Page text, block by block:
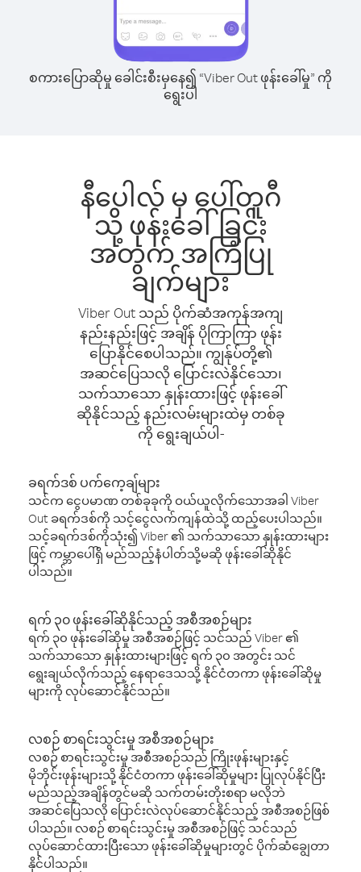
စကားပြောဆိုမှု ခေါင်းစီးမှနေ၍ “Viber Out ဖုန်းခေါ်မှု” ကို
ရွေးပါ
နီပေါလ် မှ ပေါ်တူဂီ
သို့ ဖုန်းခေါ်ခြင်း
အတွက် အကြံပြု
ချက်များ
Viber Out သည် ပိုက်ဆံအကုန်အကျ
နည်းနည်းဖြင့် အချိန် ပိုကြာကြာ ဖုန်း
ပြောနိုင်စေပါသည်။ ကျွန်ုပ်တို့၏
အဆင်ပြေသလို ပြောင်းလဲနိုင်သော၊
သက်သာသော နှုန်းထားဖြင့် ဖုန်းခေါ်
ဆိုနိုင်သည့် နည်းလမ်းများထဲမှ တစ်ခု
ကို ရွေးချယ်ပါ-
ခရက်ဒစ် ပက်ကေ့ချ်များ
သင်က ငွေပမာဏ တစ်ခုခုကို ဝယ်ယူလိုက်သောအခါ Viber
Out ခရက်ဒစ်ကို သင့်ငွေလက်ကျန်ထဲသို့ ထည့်ပေးပါသည်။
သင့်ခရက်ဒစ်ကိုသုံး၍ Viber ၏ သက်သာသော နှုန်းထားများ
ဖြင့် ကမ္ဘာပေါ်ရှိ မည်သည့်နံပါတ်သို့မဆို ဖုန်းခေါ်ဆိုနိုင်
ပါသည်။
ရက် ၃၀ ဖုန်းခေါ်ဆိုနိုင်သည့် အစီအစဉ်များ
ရက် ၃၀ ဖုန်းခေါ်ဆိုမှု အစီအစဉ်ဖြင့် သင်သည် Viber ၏
သက်သာသော နှုန်းထားများဖြင့် ရက် ၃၀ အတွင်း သင်
ရွေးချယ်လိုက်သည့် နေရာဒေသသို့ နိုင်ငံတကာ ဖုန်းခေါ်ဆိုမှု
များကို လုပ်ဆောင်နိုင်သည်။
လစဉ် စာရင်းသွင်းမှု အစီအစဉ်များ
လစဉ် စာရင်းသွင်းမှု အစီအစဉ်သည် ကြိုးဖုန်းများနှင့်
မိုဘိုင်းဖုန်းများသို့ နိုင်ငံတကာ ဖုန်းခေါ်ဆိုမှုများ ပြုလုပ်နိုင်ပြီး
မည်သည့်အချိန်တွင်မဆို သက်တမ်းတိုးစရာ မလိုဘဲ
အဆင်ပြေသလို ပြောင်းလဲလုပ်ဆောင်နိုင်သည့် အစီအစဉ်ဖြစ်
ပါသည်။ လစဉ် စာရင်းသွင်းမှု အစီအစဉ်ဖြင့် သင်သည်
လုပ်ဆောင်ထားပြီးသော ဖုန်းခေါ်ဆိုမှုများတွင် ပိုက်ဆံချွေတာ
နိုင်ပါသည်။